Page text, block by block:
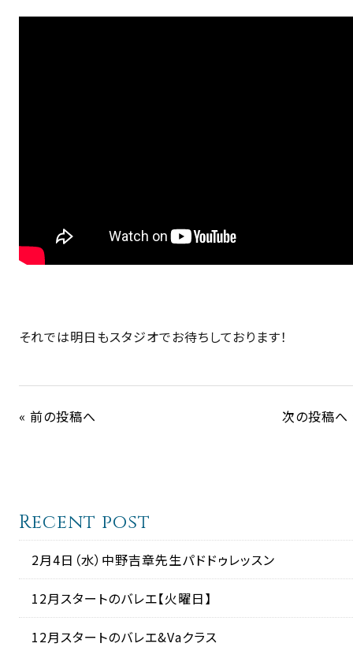
それでは明日もスタジオでお待ちしております！
« 前の投稿へ 次の投稿へ
Recent post
2月4日（水）中野吉章先生パドドゥレッスン
12月スタートのバレエ【火曜日】
12月スタートのバレエ&Vaクラス